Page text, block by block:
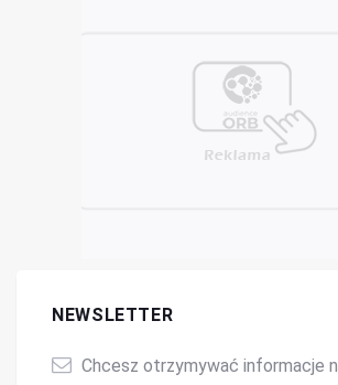
NEWSLETTER
Chcesz otrzymywać informacje